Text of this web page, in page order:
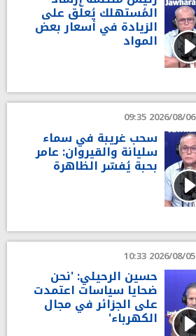
المُستهلك يُعلّق على
الزيادة في أسعار بعض
المواد
2026/08/06 09:35
سحب غريبة في سماء
سليانة والقيروان: عامر
بحبة يُفسّر الظاهرة
2026/08/05 10:33
حسين الرحيلي: 'نحن
ضحايا سياسات اعتمدت
على الجزائر في مجال
الكهرباء'